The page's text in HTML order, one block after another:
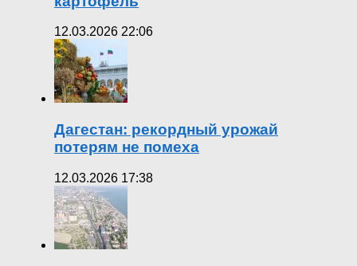
12.03.2026 22:06
Дагестан: рекордный урожай
потерям не помеха
12.03.2026 17:38